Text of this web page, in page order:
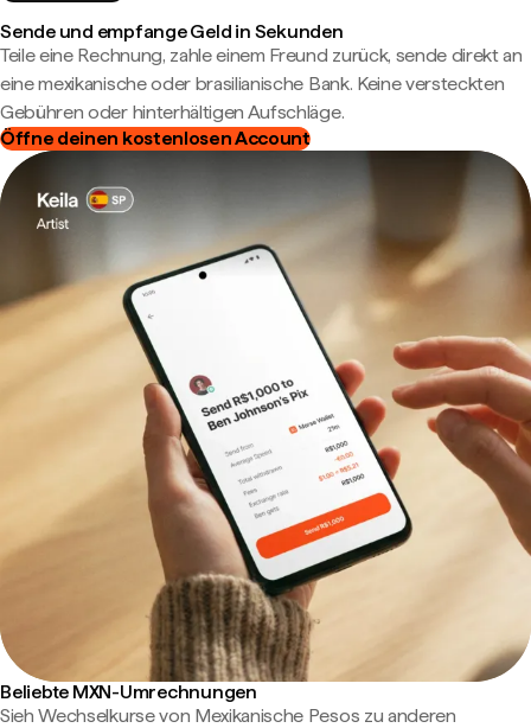
Sende und empfange Geld in Sekunden
Teile eine Rechnung, zahle einem Freund zurück, sende direkt an
eine mexikanische oder brasilianische Bank. Keine versteckten
Gebühren oder hinterhältigen Aufschläge.
Öffne deinen kostenlosen Account
Beliebte MXN-Umrechnungen
Sieh Wechselkurse von Mexikanische Pesos zu anderen